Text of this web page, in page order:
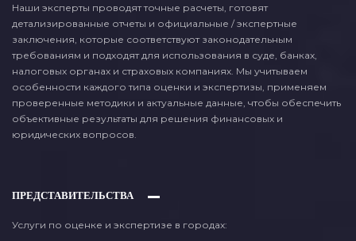
Наши эксперты проводят точные расчеты, готовят
детализированные отчеты и официальные / экспертные
заключения, которые соответствуют законодательным
требованиям и подходят для использования в суде, банках,
налоговых органах и страховых компаниях. Мы учитываем
особенности каждого типа оценки и экспертизы, применяем
проверенные методики и актуальные данные, чтобы обеспечить
объективные результаты для решения финансовых и
юридических вопросов.
ПРЕДСТАВИТЕЛЬСТВА
Услуги по оценке и экспертизе в городах: